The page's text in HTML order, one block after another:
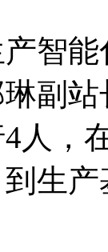
智
副
人，
生